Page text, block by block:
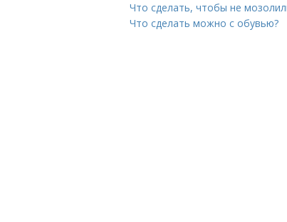
Что сделать, чтобы не
Что сделать можно с обувью?